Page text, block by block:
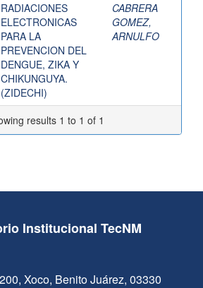
RADIACIONES
ELECTRONICAS
PARA LA
PREVENCION DEL
DENGUE, ZIKA Y
CHIKUNGUYA.
(ZIDECHI)
CABRERA
GOMEZ,
ARNULFO
results 1 to 1 of 1
Institucional TecNM
Xoco, Benito Juárez, 03330